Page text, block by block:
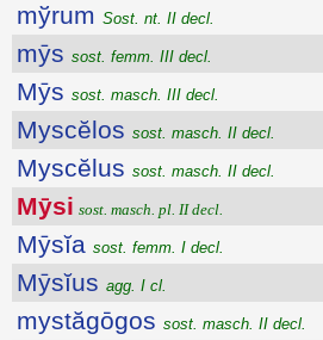
mўrum Sost. nt. II decl.
mȳs sost. femm. III decl.
Mȳs sost. masch. III decl.
Myscĕlos sost. masch. II decl.
Myscĕlus sost. masch. II decl.
Mȳsi sost. masch. pl. II decl.
Mȳsĭa sost. femm. I decl.
Mȳsĭus agg. I cl.
mystăgōgos sost. masch. II decl.